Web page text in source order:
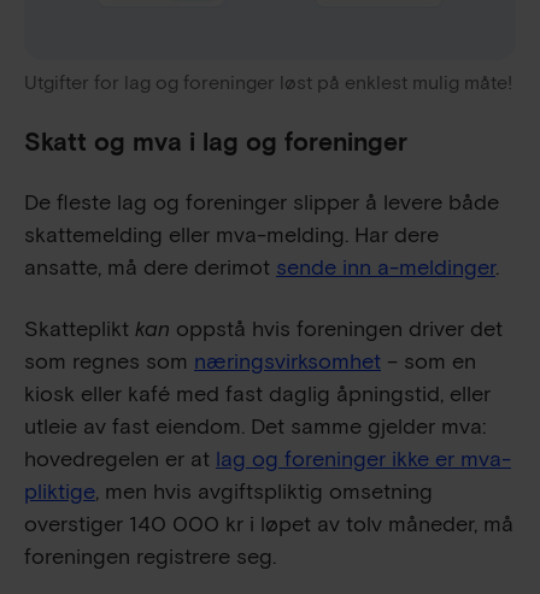
Utgifter for lag og foreninger løst på enklest mulig måte!
Skatt og mva i lag og foreninger
De fleste lag og foreninger slipper å levere både
skattemelding eller mva-melding. Har dere
ansatte, må dere derimot sende inn a-meldinger.
Skatteplikt kan oppstå hvis foreningen driver det
som regnes som næringsvirksomhet – som en
kiosk eller kafé med fast daglig åpningstid, eller
utleie av fast eiendom. Det samme gjelder mva:
hovedregelen er at lag og foreninger ikke er mva-
pliktige, men hvis avgiftspliktig omsetning
overstiger 140 000 kr i løpet av tolv måneder, må
foreningen registrere seg.